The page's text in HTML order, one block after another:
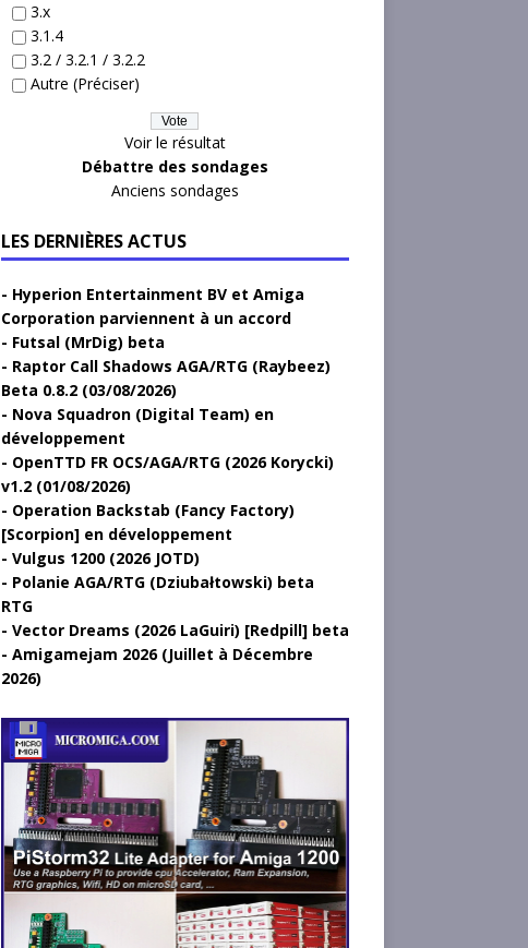
3.x
3.1.4
3.2 / 3.2.1 / 3.2.2
Autre (Préciser)
Voir le résultat
Débattre des sondages
Anciens sondages
LES DERNIÈRES ACTUS
Hyperion Entertainment BV et Amiga
Corporation parviennent à un accord
Futsal (MrDig) beta
Raptor Call Shadows AGA/RTG (Raybeez)
Beta 0.8.2 (03/08/2026)
Nova Squadron (Digital Team) en
développement
OpenTTD FR OCS/AGA/RTG (2026 Korycki)
v1.2 (01/08/2026)
Operation Backstab (Fancy Factory)
[Scorpion] en développement
Vulgus 1200 (2026 JOTD)
Polanie AGA/RTG (Dziubałtowski) beta
RTG
Vector Dreams (2026 LaGuiri) [Redpill] beta
Amigamejam 2026 (Juillet à Décembre
2026)